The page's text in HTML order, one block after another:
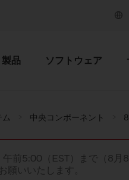
製品 ソフトウェア
中央コンポーネント
前5:00（EST）まで（8
いいたします。